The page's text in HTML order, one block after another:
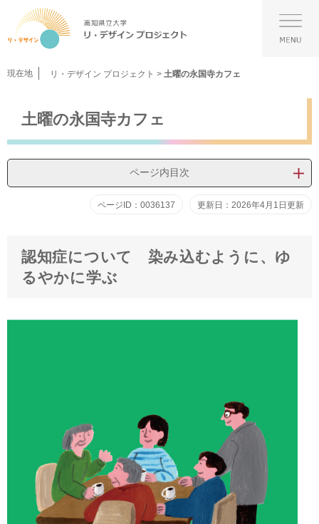
ジ
ュ
本
文
現在地 リ・デザイン プロジェクト > 土曜の永国寺カフェ
土曜の永国寺カフェ
ページ内目次
ページID：0036137 更新日：2026年4月1日更新
認知症について 染み込むように、ゆ
るやかに学ぶ